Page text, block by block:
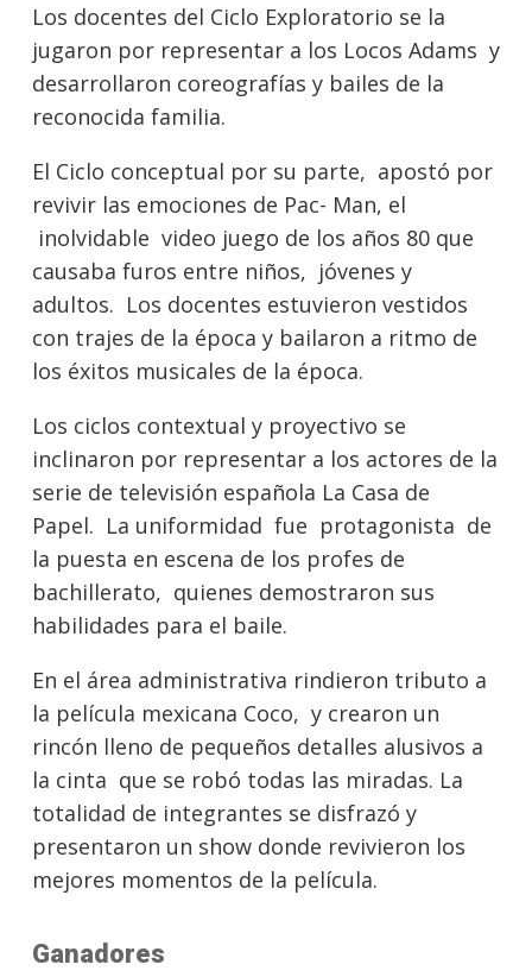
Los docentes del Ciclo Exploratorio se la
jugaron por representar a los Locos Adams y
desarrollaron coreografías y bailes de la
reconocida familia.
El Ciclo conceptual por su parte, apostó por
revivir las emociones de Pac- Man, el
inolvidable video juego de los años 80 que
causaba furos entre niños, jóvenes y
adultos. Los docentes estuvieron vestidos
con trajes de la época y bailaron a ritmo de
los éxitos musicales de la época.
Los ciclos contextual y proyectivo se
inclinaron por representar a los actores de la
serie de televisión española La Casa de
Papel. La uniformidad fue protagonista de
la puesta en escena de los profes de
bachillerato, quienes demostraron sus
habilidades para el baile.
En el área administrativa rindieron tributo a
la película mexicana Coco, y crearon un
rincón lleno de pequeños detalles alusivos a
la cinta que se robó todas las miradas. La
totalidad de integrantes se disfrazó y
presentaron un show donde revivieron los
mejores momentos de la película.
Ganadores